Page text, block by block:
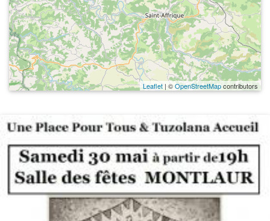
Leaflet | ©OpenStreetMapcontributors